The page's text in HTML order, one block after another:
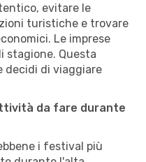
evitare le
turistiche e trovare
Le imprese
stagione. Questa
decidi di viaggiare
da fare durante
i festival più